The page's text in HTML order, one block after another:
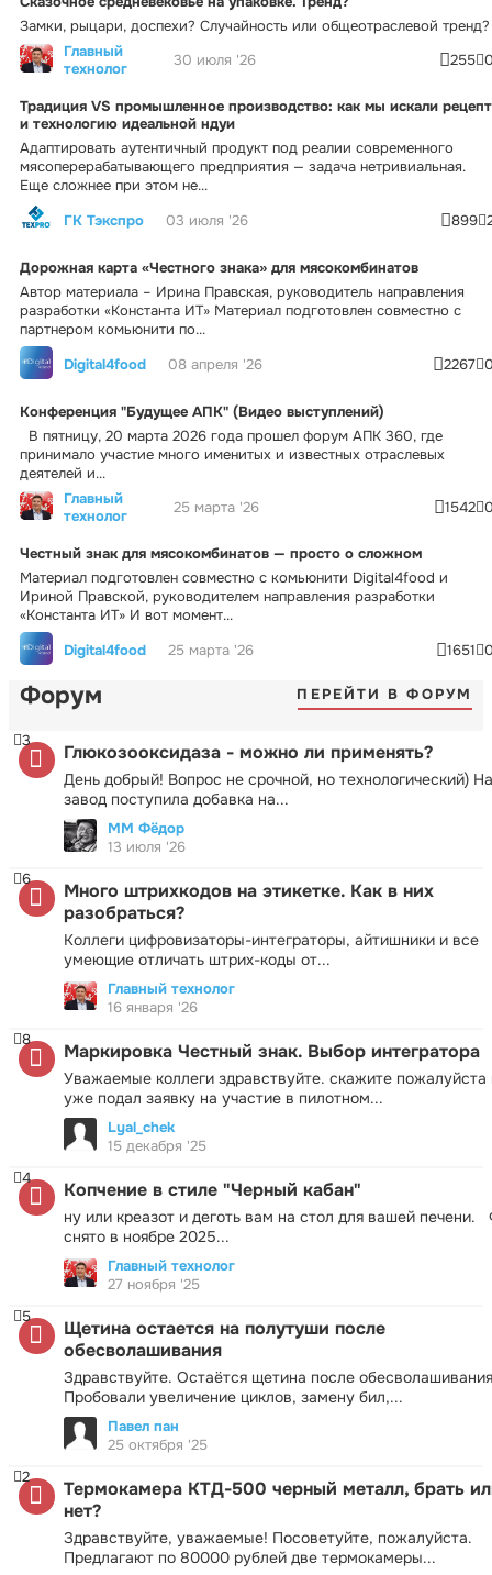
Замки, рыцари, доспехи? Случайность или общеотраслевой тренд?
Главный
технолог
30 июля '26 255
Традиция VS промышленное производство: как мы искали рецепт
и технологию идеальной ндуи
Адаптировать аутентичный продукт под реалии современного
мясоперерабатывающего предприятия — задача нетривиальная.
Еще сложнее при этом не...
ГК Тэкспро
03 июля '26 899
Дорожная карта «Честного знака» для мясокомбинатов
Автор материала – Ирина Правская, руководитель направления
разработки «Константа ИТ» Материал подготовлен совместно с
партнером комьюнити по...
Digital4food
08 апреля '26 2267
Конференция "Будущее АПК" (Видео выступлений)
В пятницу, 20 марта 2026 года прошел форум АПК 360, где
принимало участие много именитых и известных отраслевых
деятелей и...
Главный
технолог
25 марта '26 1542
Честный знак для мясокомбинатов — просто о сложном
Материал подготовлен совместно с комьюнити Digital4food и
Ириной Правской, руководителем направления разработки
«Константа ИТ» И вот момент...
Digital4food
25 марта '26 1651
Форум ПЕРЕЙТИ В ФОРУМ
Глюкозооксидаза - можно ли применять?
День добрый! Вопрос не срочной, но технологический) На
завод поступила добавка на...
3
ММ Фёдор
13 июля '26
Много штрихкодов на этикетке. Как в них
разобраться?
Коллеги цифровизаторы-интеграторы, айтишники и все
умеющие отличать штрих-коды от...
6
Главный технолог
16 января '26
Маркировка Честный знак. Выбор интегратора
Уважаемые коллеги здравствуйте. скажите пожалуйста
уже подал заявку на участие в пилотном...
8
Lyal_chek
15 декабря '25
Копчение в стиле "Черный кабан"
ну или креазот и деготь вам на стол для вашей печени.
снято в ноябре 2025...
4
Главный технолог
27 ноября '25
Щетина остается на полутуши после
обесволашивания
Здравствуйте. Остаётся щетина после
Пробовали увеличение циклов, замену бил,...
5
Павел пан
25 октября '25
Термокамера КТД-500 черный металл, брать
нет?
Здравствуйте, уважаемые! Посоветуйте, пожалуйста.
Предлагают по 80000 рублей две термокамеры...
2